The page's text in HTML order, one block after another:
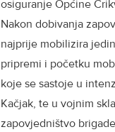
osiguranje Općine
Nakon dobivanja
najprije mobilizira
pripremi i početku
koje se sastoje u
Kačjak, te u vojnim
zapovjedništvo